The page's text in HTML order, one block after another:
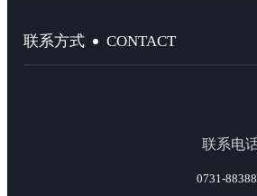
联系方式 CONTACT
联系电
0731-